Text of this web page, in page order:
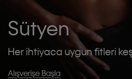
Sütyen
Her ihtiyaca uygun fitleri
Alışverişe Başla